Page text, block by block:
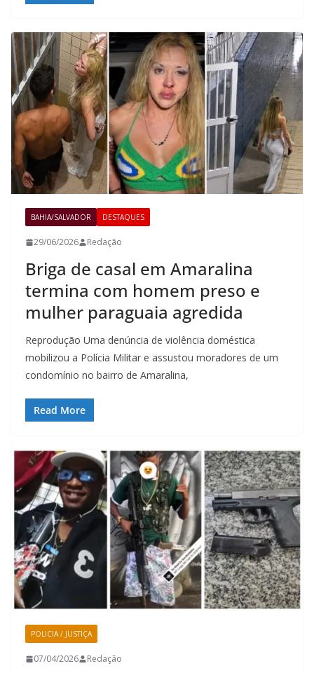
BAHIA/SALVADOR DESTAQUES
29/06/2026 Redação
Briga de casal em Amaralina
termina com homem preso e
mulher paraguaia agredida
Reprodução Uma denúncia de violência doméstica
mobilizou a Polícia Militar e assustou moradores de um
condomínio no bairro de Amaralina,
Read More
POLICIA / JUSTIÇA
07/04/2026 Redação